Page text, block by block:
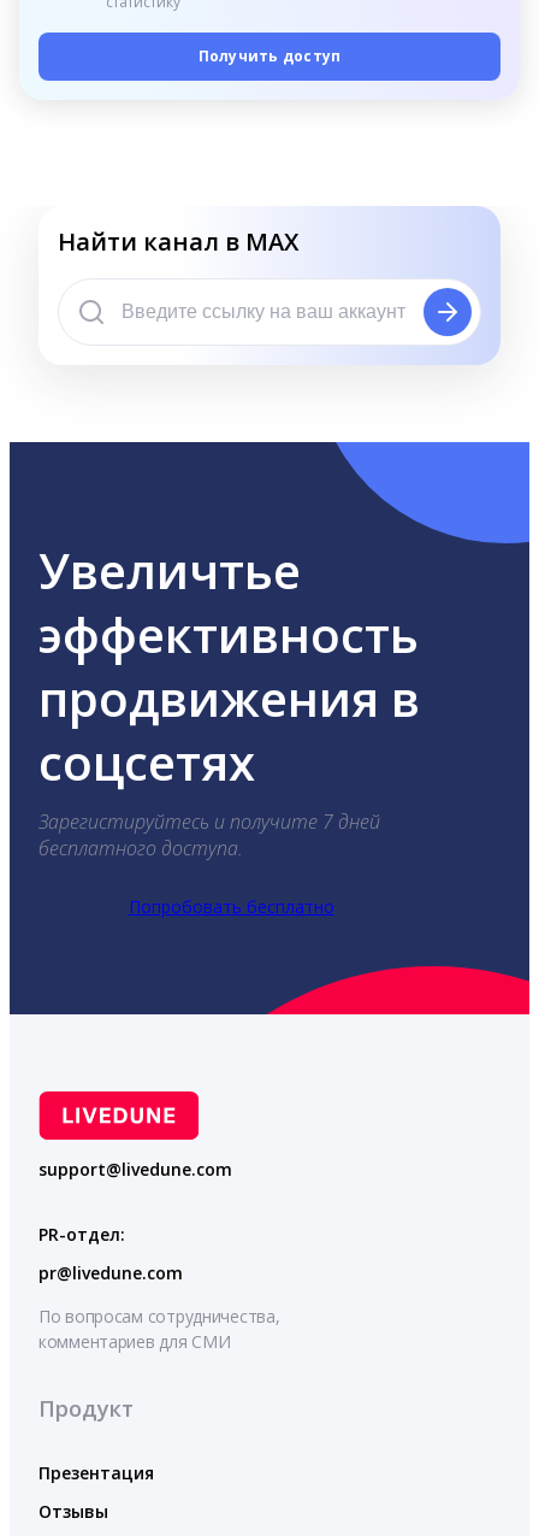
Получить доступ
Найти канал в MAX
Увеличтье
эффективность
продвижения в
соцсетях
Зарегистируйтесь и получите 7 дней
бесплатного доступа.
Попробовать бесплатно
support@livedune.com
PR-отдел:
pr@livedune.com
По вопросам сотрудничества,
комментариев для СМИ
Продукт
Презентация
Отзывы